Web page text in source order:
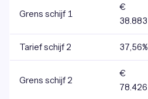
Grens schijf 1
€
38.883
Tarief schijf 2 37,56%
Grens schijf 2
€
78.426